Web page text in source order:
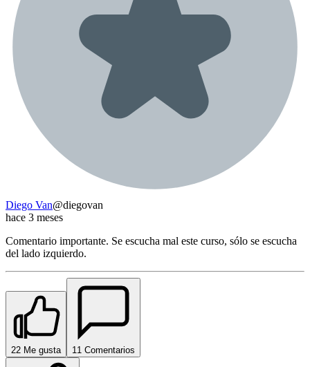
Diego Van@diegovan
hace 3 meses
Comentario importante. Se escucha mal este curso, sólo se escucha
del lado izquierdo.
22 Me gusta 11 Comentarios